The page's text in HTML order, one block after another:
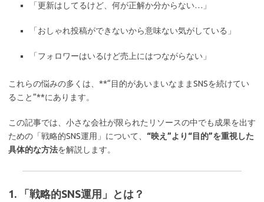
「更新はしてるけど、何が正解か分からない…」
「おしゃれ投稿ができないから意味ない気がしている」
「フォロワーはいるけど売上にはつながらない」
これらの悩みの多くは、**“目的があいまいなままSNSを続けてい
ること”**にあります。
この記事では、小さな会社が限られたリソースの中でも成果を出す
ための「戦略的SNS運用」について、 “映え”より“目的”を重視した
具体的な方法を解説します。
1. 「戦略的SNS運用」とは？